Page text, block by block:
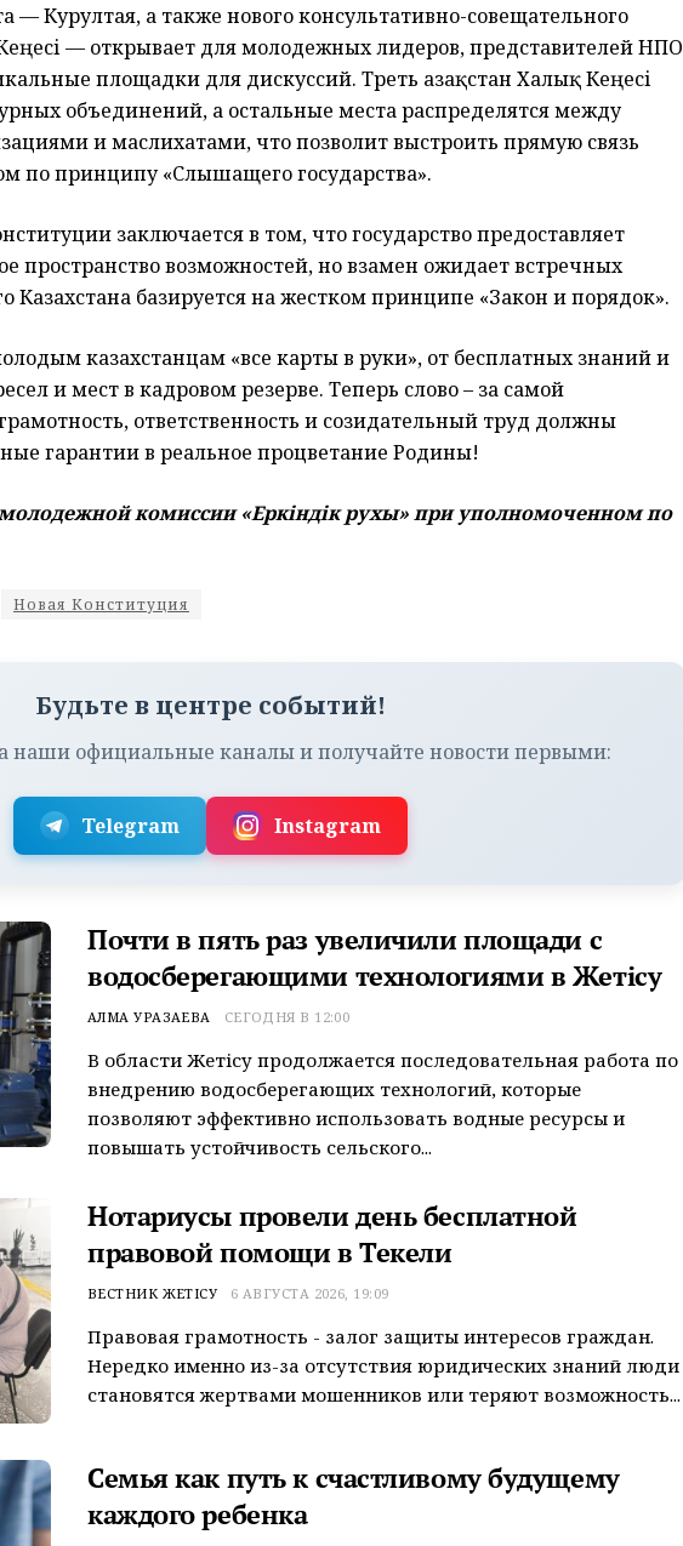
— Курултая, а также нового консультативно-совещательного
— открывает для молодежных лидеров, представителей НПО
площадки для дискуссий. Треть Қазақстан Халық Кеңесі
объединений, а остальные места распределятся между
и маслихатами, что позволит выстроить прямую связь
по принципу «Слышащего государства».
заключается в том, что государство предоставляет
пространство возможностей, но взамен ожидает встречных
Казахстана базируется на жестком принципе «Закон и порядок».
казахстанцам «все карты в руки», от бесплатных знаний и
и мест в кадровом резерве. Теперь слово – за самой
ответственность и созидательный труд должны
гарантии в реальное процветание Родины!
комиссии «Еркіндік рухы» при уполномоченном по
Новая Конституция
Будьте в центре событий!
наши официальные каналы и получайте новости первыми:
Telegram Instagram
Почти в пять раз увеличили площади с
водосберегающими технологиями в Жетісу
АЛМА УРАЗАЕВА СЕГОДНЯ В 12:00
В области Жетісу продолжается последовательная работа по
внедрению водосберегающих технологий, которые
позволяют эффективно использовать водные ресурсы и
повышать устойчивость сельского...
Нотариусы провели день бесплатной
правовой помощи в Текели
ВЕСТНИК ЖЕТІСУ 6 АВГУСТА 2026, 19:09
Правовая грамотность - залог защиты интересов граждан.
Нередко именно из-за отсутствия юридических знаний люди
становятся жертвами мошенников или теряют возможность...
Семья как путь к счастливому будущему
каждого ребенка